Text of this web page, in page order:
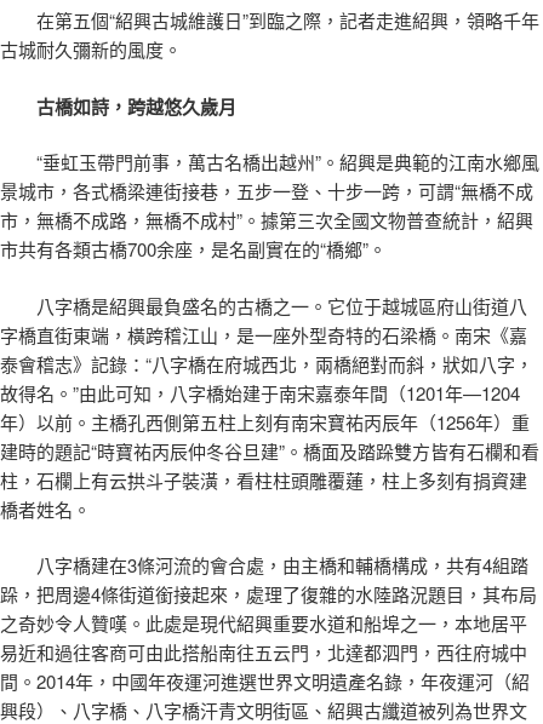
在第五個“紹興古城維護日”到臨之際，記者走進紹興，領略千年
古城耐久彌新的風度。
古橋如詩，跨越悠久歲月
“垂虹玉帶門前事，萬古名橋出越州”。紹興是典範的江南水鄉風
景城市，各式橋梁連街接巷，五步一登、十步一跨，可謂“無橋不成
市，無橋不成路，無橋不成村”。據第三次全國文物普查統計，紹興
市共有各類古橋700余座，是名副實在的“橋鄉”。
八字橋是紹興最負盛名的古橋之一。它位于越城區府山街道八
字橋直街東端，橫跨稽江山，是一座外型奇特的石梁橋。南宋《嘉
泰會稽志》記錄：“八字橋在府城西北，兩橋絕對而斜，狀如八字，
故得名。”由此可知，八字橋始建于南宋嘉泰年間（1201年—1204
年）以前。主橋孔西側第五柱上刻有南宋寶祐丙辰年（1256年）重
建時的題記“時寶祐丙辰仲冬谷旦建”。橋面及踏跺雙方皆有石欄和看
柱，石欄上有云拱斗子裝潢，看柱柱頭雕覆蓮，柱上多刻有捐資建
橋者姓名。
八字橋建在3條河流的會合處，由主橋和輔橋構成，共有4組踏
跺，把周邊4條街道銜接起來，處理了復雜的水陸路況題目，其布局
之奇妙令人贊嘆。此處是現代紹興重要水道和船埠之一，本地居平
易近和過往客商可由此搭船南往五云門，北達都泗門，西往府城中
間。2014年，中國年夜運河進選世界文明遺產名錄，年夜運河（紹
興段）、八字橋、八字橋汗青文明街區、紹興古纖道被列為世界文